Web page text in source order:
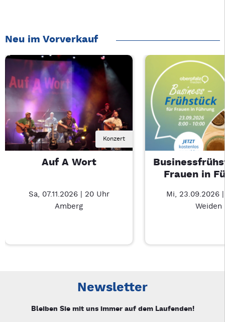
Neu im Vorverkauf
Konzert
Auf A Wort
Sa, 07.11.2026 | 20 Uhr
Amberg
Frauen in
Mi, 23.09.2026
Weiden
Newsletter
Bleiben Sie mit uns immer auf dem Laufenden!